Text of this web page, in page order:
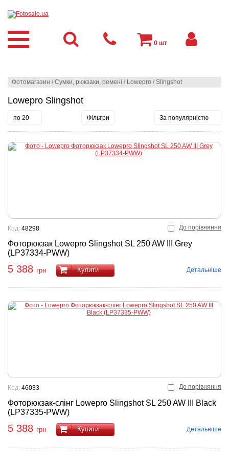
Фотомагазин /Сумки, рюкзаки, ремені / Lowepro /Slingshot
Lowepro Slingshot
по 20 Фільтри За популярністю
До порівняння
Фоторюкзак Lowepro Slingshot SL 250 AW III Grey
(LP37334-PWW)
Код: 48298
5 388 грн Купити Детальніше
До порівняння
Фоторюкзак-слінг Lowepro Slingshot SL 250 AW III Black
(LP37335-PWW)
Код: 46033
5 388 грн Купити Детальніше
0 шт